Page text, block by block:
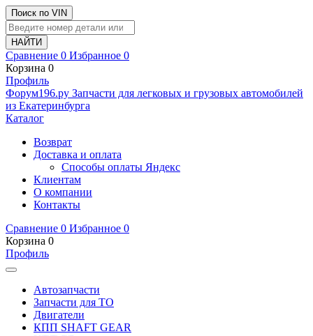
Поиск по VIN
Сравнение 0 Избранное 0
Корзина 0
Профиль
Фoрум196.ру Запчасти для легковых и грузовых автомобилей
из Екатеринбурга
Каталог
Возврат
Доставка и оплата
Способы оплаты Яндекс
Клиентам
О компании
Контакты
Сравнение 0 Избранное 0
Корзина 0
Профиль
Автозапчасти
Запчасти для ТО
Двигатели
КПП SHAFT GEAR